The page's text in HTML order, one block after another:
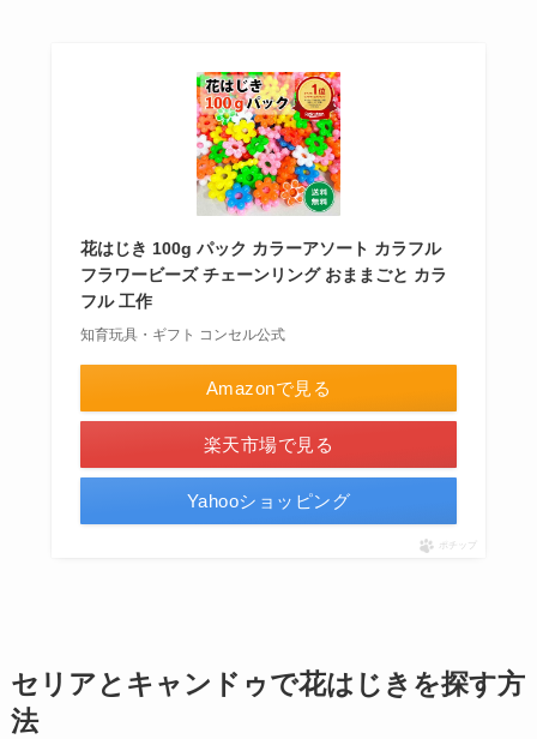
花はじき 100g パック カラーアソート カラフル
フラワービーズ チェーンリング おままごと カラ
フル 工作
知育玩具・ギフト コンセル公式
Amazonで見る
楽天市場で見る
Yahooショッピング
ポチップ
セリアとキャンドゥで花はじきを探す方
法